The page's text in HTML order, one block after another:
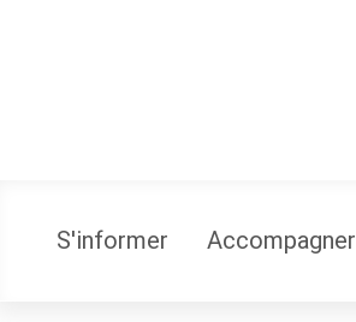
S'informer Accompagner